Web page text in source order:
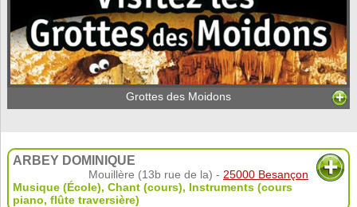
Grottes des Moidons
ARBEY DOMINIQUE
Mouillère (13b rue de la) - 25000 Besançon
Musique (École), Chant (cours), Instruments (cours
piano, flûte traversière)